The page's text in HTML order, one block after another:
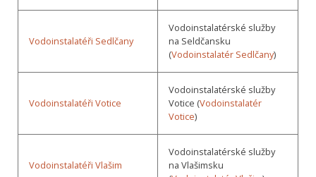
Vodoinstalatéři Sedlčany
Vodoinstalatérské služby
na Seldčansku
(Vodoinstalatér Sedlčany)
Vodoinstalatéři Votice
Vodoinstalatérské služby
Votice (Vodoinstalatér
Votice)
Vodoinstalatéři Vlašim
Vodoinstalatérské služby
na Vlašimsku